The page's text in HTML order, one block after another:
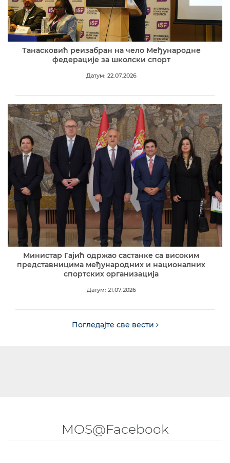
Танасковић реизабран на чело Међународне
федерације за школски спорт
Датум: 22.07.2026
Министар Гајић одржао састанке са високим
представницима међународних и националних
спортских организација
Датум: 21.07.2026
Погледајте све вести
MOS@Facebook